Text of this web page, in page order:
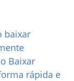
baixar
Baixar
rápida e